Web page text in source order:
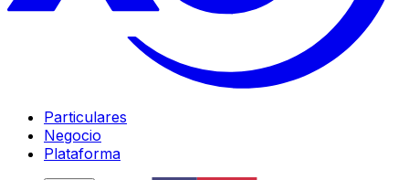
Particulares
Negocio
Plataforma